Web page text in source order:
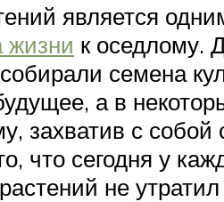
является
жизни к оседлому.
семена
а в
захватив с
что сегодня у
не